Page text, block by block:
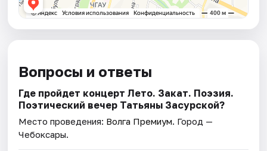
Вопросы и ответы
Где пройдет концерт Лето. Закат. Поэзия.
Поэтический вечер Татьяны Засурской?
Место проведения: Волга Премиум. Город —
Чебоксары.